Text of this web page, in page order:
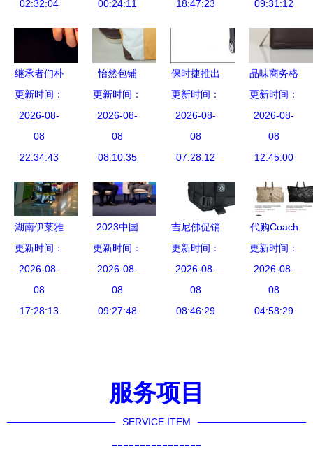
选之地
02:32:04
潮
00:24:11
表现一网打
18:47:23
09:31:12
继承者们朴
信惠同款韩
版拉链短款
钱夹 时尚
与实用的完
更新时间：
2026-08-
08
22:34:43
怡然包铺
低价与品质
兼得，针纺
织品销售新
体验
更新时间：
2026-08-
08
08:10:35
保时捷推出
四款箱包精
品，最高售
价六千元布
局针纺织品
更新时间：
2026-08-
08
07:28:12
品味商务格
调，精选经
典男包 保
定白沟根辉
箱包销售部
更新时间：
2026-08-
08
12:45:00
湖南伊莱雅
投资与朗晟
达成合作，
共拓机场渠
道箱包销售
更新时间：
2026-08-
08
17:28:13
2023中国
时尚首饰品
牌年会义乌
开幕，茂松
服饰集团魏
路
更新时间：
2026-08-
08
09:27:48
吉尼佛促销
特价 27001
时尚单肩两
用包 专业
守护
更新时间：
2026-08-
08
08:46:29
代购Coach
工厂店包及
其他商品，
时尚精选与
针纺织品销
更新时间：
2026-08-
08
04:58:29
服务项目
SERVICE ITEM
----------------